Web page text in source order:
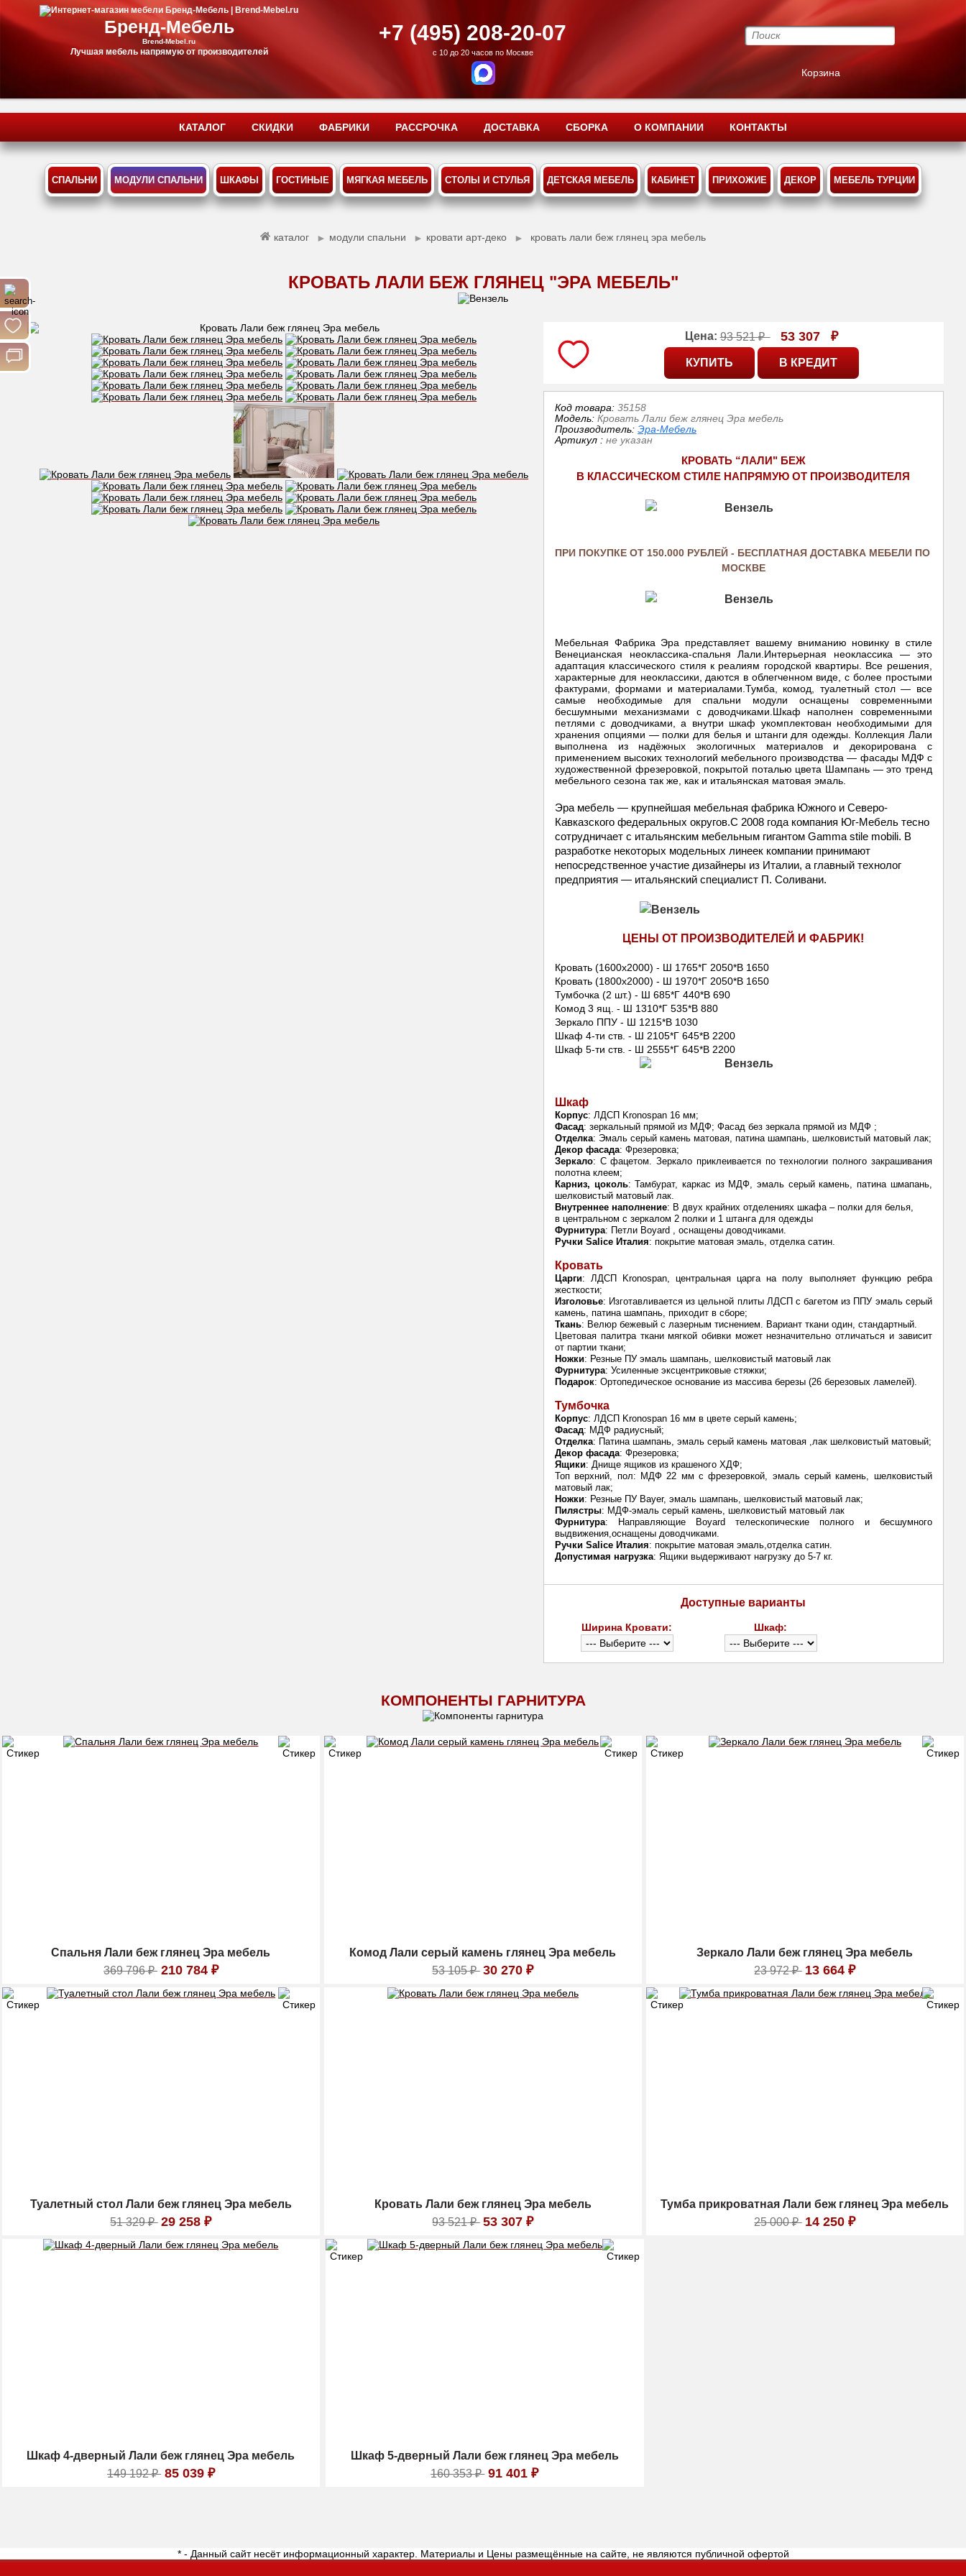
Бренд-Мебель
Brend-Mebel.ru
Лучшая мебель напрямую от производителей
Корзина
+7 (495) 208-20-07
с 10 до 20 часов по Москве
КАТАЛОГ СКИДКИ ФАБРИКИ РАССРОЧКА ДОСТАВКА СБОРКА О КОМПАНИИ КОНТАКТЫ
СПАЛЬНИ МОДУЛИ СПАЛЬНИ ШКАФЫ ГОСТИНЫЕ МЯГКАЯ МЕБЕЛЬ СТОЛЫ И СТУЛЬЯ ДЕТСКАЯ МЕБЕЛЬ КАБИНЕТ ПРИХОЖИЕ ДЕКОР МЕБЕЛЬ ТУРЦИИ
каталог ► модули спальни ► кровати арт-деко ► кровать лали беж глянец эра мебель
КРОВАТЬ ЛАЛИ БЕЖ ГЛЯНЕЦ "ЭРА МЕБЕЛЬ"
Цена: 93 521 ₽ 53 307 ₽
Код товара:35158
Модель:Кровать Лали беж глянец Эра мебель
Производитель:Эра-Мебель
Артикул :не указан
КРОВАТЬ “ЛАЛИ" БЕЖ
В КЛАССИЧЕСКОМ СТИЛЕ НАПРЯМУЮ ОТ ПРОИЗВОДИТЕЛЯ
ПРИ ПОКУПКЕ ОТ 150.000 РУБЛЕЙ - БЕСПЛАТНАЯ ДОСТАВКА МЕБЕЛИ ПО
МОСКВЕ
Мебельная Фабрика Эра представляет вашему вниманию новинку в стиле
Венецианская неоклассика-спальня Лали.Интерьерная неоклассика — это
адаптация классического стиля к реалиям городской квартиры. Все решения,
характерные для неоклассики, даются в облегченном виде, с более простыми
фактурами, формами и материалами.Тумба, комод, туалетный стол — все
самые необходимые для спальни модули оснащены современными
бесшумными механизмами с доводчиками.Шкаф наполнен современными
петлями с доводчиками, а внутри шкаф укомплектован необходимыми для
хранения опциями — полки для белья и штанги для одежды. Коллекция Лали
выполнена из надёжных экологичных материалов и декорирована с
применением высоких технологий мебельного производства — фасады МДФ с
художественной фрезеровкой, покрытой поталью цвета Шампань — это тренд
мебельного сезона так же, как и итальянская матовая эмаль.
Эра мебель — крупнейшая мебельная фабрика Южного и Северо-
Кавказского федеральных округов.С 2008 года компания Юг-Мебель тесно
сотрудничает с итальянским мебельным гигантом Gamma stile mobili. В
разработке некоторых модельных линеек компании принимают
непосредственное участие дизайнеры из Италии, а главный технолог
предприятия — итальянский специалист П. Соливани.
ЦЕНЫ ОТ ПРОИЗВОДИТЕЛЕЙ И ФАБРИК!
Кровать (1600х2000) - Ш 1765*Г 2050*В 1650
Кровать (1800х2000) - Ш 1970*Г 2050*В 1650
Тумбочка (2 шт.) - Ш 685*Г 440*В 690
Комод 3 ящ. - Ш 1310*Г 535*В 880
Зеркало ППУ - Ш 1215*В 1030
Шкаф 4-ти ств. - Ш 2105*Г 645*В 2200
Шкаф 5-ти ств. - Ш 2555*Г 645*В 2200
Шкаф
Корпус: ЛДСП Kronospan 16 мм;
Фасад: зеркальный прямой из МДФ; Фасад без зеркала прямой из МДФ ;
Отделка: Эмаль серый камень матовая, патина шампань, шелковистый матовый лак;
Декор фасада: Фрезеровка;
Зеркало: С фацетом. Зеркало приклеивается по технологии полного закрашивания
полотна клеем;
Карниз, цоколь: Тамбурат, каркас из МДФ, эмаль серый камень, патина шмапань,
шелковистый матовый лак.
Внутреннее наполнение: В двух крайних отделениях шкафа – полки для белья,
в центральном с зеркалом 2 полки и 1 штанга для одежды
Фурнитура: Петли Boyard , оснащены доводчиками.
Ручки Salice Италия: покрытие матовая эмаль, отделка сатин.
Кровать
Царги: ЛДСП Kronospan, центральная царга на полу выполняет функцию ребра
жесткости;
Изголовье: Изготавливается из цельной плиты ЛДСП с багетом из ППУ эмаль серый
камень, патина шампань, приходит в сборе;
Ткань: Велюр бежевый с лазерным тиснением. Вариант ткани один, стандартный.
Цветовая палитра ткани мягкой обивки может незначительно отличаться и зависит
от партии ткани;
Ножки: Резные ПУ эмаль шампань, шелковистый матовый лак
Фурнитура: Усиленные эксцентриковые стяжки;
Подарок: Ортопедическое основание из массива березы (26 березовых ламелей).
Тумбочка
Корпус: ЛДСП Kronospan 16 мм в цвете серый камень;
Фасад: МДФ радиусный;
Отделка: Патина шампань, эмаль серый камень матовая ,лак шелковистый матовый;
Декор фасада: Фрезеровка;
Ящики: Днище ящиков из крашеного ХДФ;
Топ верхний, пол: МДФ 22 мм с фрезеровкой, эмаль серый камень, шелковистый
матовый лак;
Ножки: Резные ПУ Bayer, эмаль шампань, шелковистый матовый лак;
Пилястры: МДФ-эмаль серый камень, шелковистый матовый лак
Фурнитура: Направляющие Boyard телескопические полного и бесшумного
выдвижения,оснащены доводчиками.
Ручки Salice Италия: покрытие матовая эмаль,отделка сатин.
Допустимая нагрузка: Ящики выдерживают нагрузку до 5-7 кг.
Доступные варианты
Ширина Кровати: Шкаф:
КОМПОНЕНТЫ ГАРНИТУРА
Спальня Лали беж глянец Эра мебель
369 796₽ 210 784 ₽
Комод Лали серый камень глянец Эра мебель
53 105₽ 30 270 ₽
Зеркало Лали беж глянец Эра мебель
23 972₽ 13 664 ₽
Туалетный стол Лали беж глянец Эра мебель
51 329₽ 29 258 ₽
Кровать Лали беж глянец Эра мебель
93 521₽ 53 307 ₽
Тумба прикроватная Лали беж глянец Эра мебель
25 000₽ 14 250 ₽
Шкаф 4-дверный Лали беж глянец Эра мебель
149 192₽ 85 039 ₽
Шкаф 5-дверный Лали беж глянец Эра мебель
160 353₽ 91 401 ₽
* - Данный сайт несёт информационный характер. Материалы и Цены размещённые на сайте, не являются публичной офертой